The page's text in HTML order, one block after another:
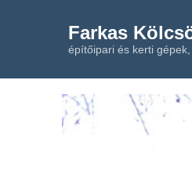
Farkas
építőipari és kerti